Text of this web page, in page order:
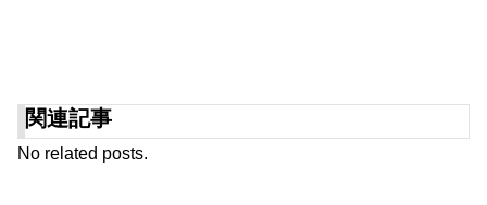
関連記事
No related posts.